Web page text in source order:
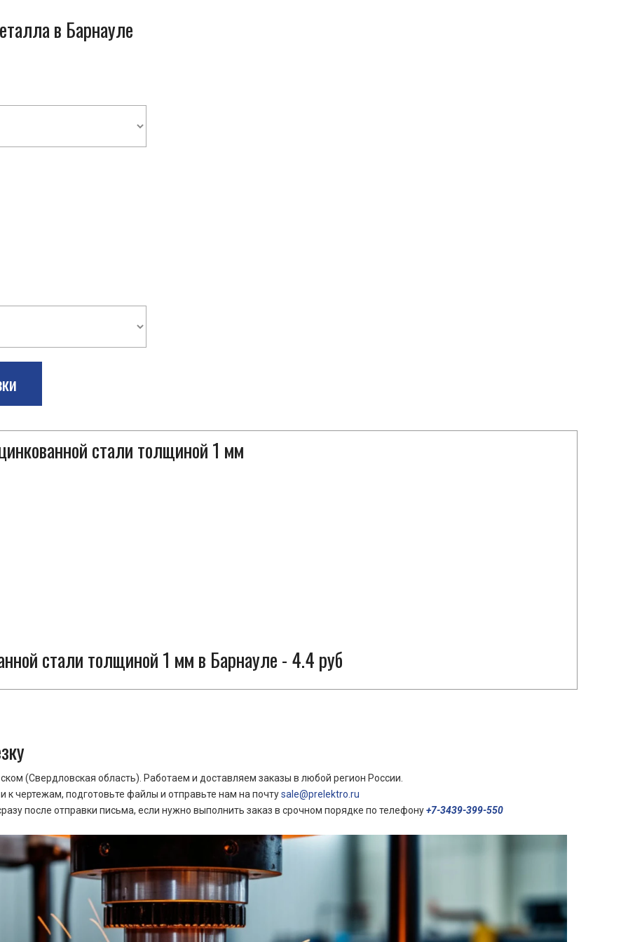
в Барнауле
стали толщиной 1 мм
стали толщиной 1 мм в Барнауле - 4.4 руб
(Свердловская область). Работаем и доставляем заказы в любой регион России.
чертежам, подготовьте файлы и отправьте нам на почтуsale@prelektro.ru
после отправки письма, если нужно выполнить заказ в срочном порядке по телефону+7-3439-399-550